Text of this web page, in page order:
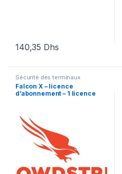
140,35 Dhs
Sécurité des terminaux
Falcon X – licence
d’abonnement – 1 licence